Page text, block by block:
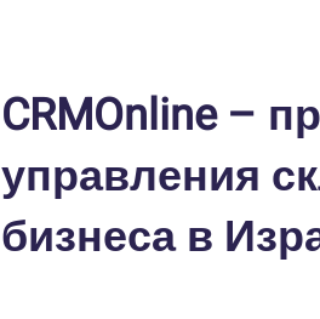
CRMOnline –
управления
бизнеса в